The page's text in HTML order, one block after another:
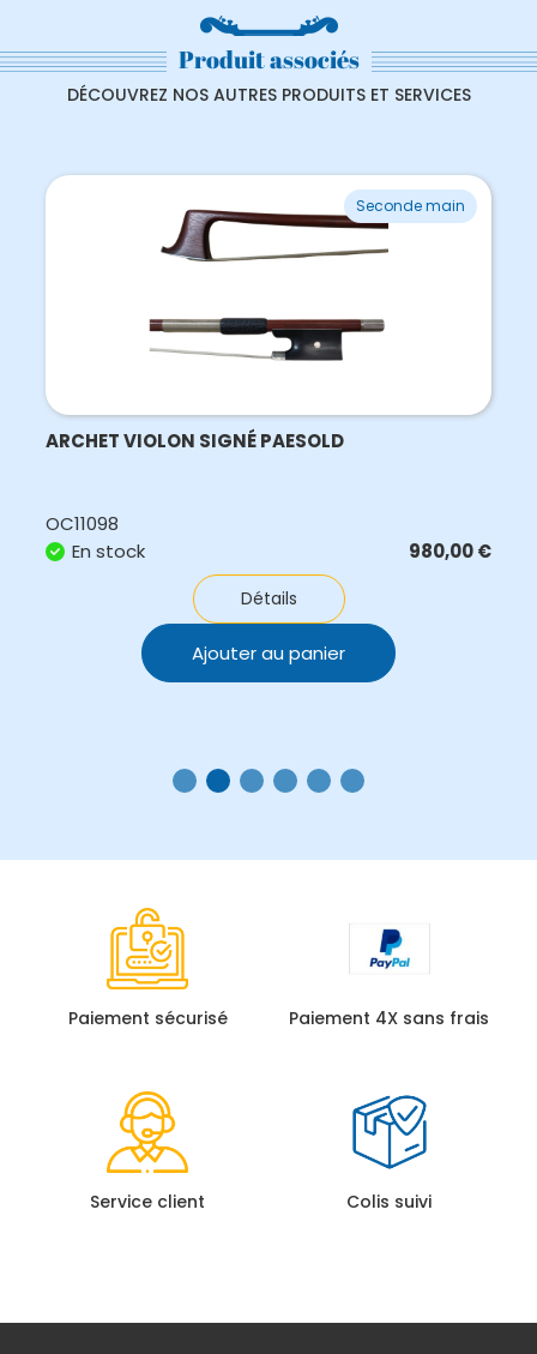
Produit associés
DÉCOUVREZ NOS AUTRES PRODUITS ET SERVICES
Seconde main
ARCHET VIOLON SIGNÉ PAESOLD
OC11098
En stock
980,00€
Détails
Ajouter au panier
Paiement sécurisé Paiement 4X sans frais
Service client Colis suivi